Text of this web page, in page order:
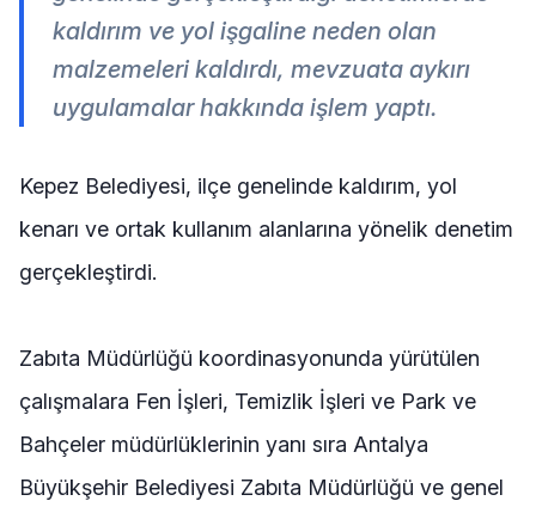
kaldırım ve yol işgaline neden olan
malzemeleri kaldırdı, mevzuata aykırı
uygulamalar hakkında işlem yaptı.
Kepez Belediyesi, ilçe genelinde kaldırım, yol
kenarı ve ortak kullanım alanlarına yönelik denetim
gerçekleştirdi.
Zabıta Müdürlüğü koordinasyonunda yürütülen
çalışmalara Fen İşleri, Temizlik İşleri ve Park ve
Bahçeler müdürlüklerinin yanı sıra Antalya
Büyükşehir Belediyesi Zabıta Müdürlüğü ve genel